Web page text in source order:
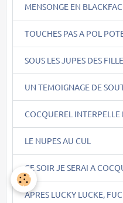
MENSONGE EN
TOUCHES PAS A POL
SOUS LES JUPES DES
UN TEMOIGNAGE DE
COCQUEREL INTERPELLE
LE NUPES AU CUL
CE SOIR JE SERAI A
APRES LUCKY LUCKE,